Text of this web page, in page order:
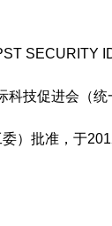
SECURITY
技促进会（统
）批准，于